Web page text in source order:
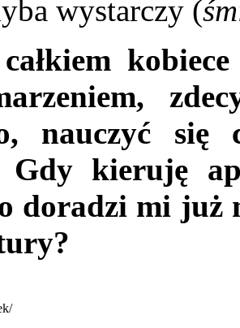
wystarczy (
nauczyć się
Gdy kieruję
doradzi mi już